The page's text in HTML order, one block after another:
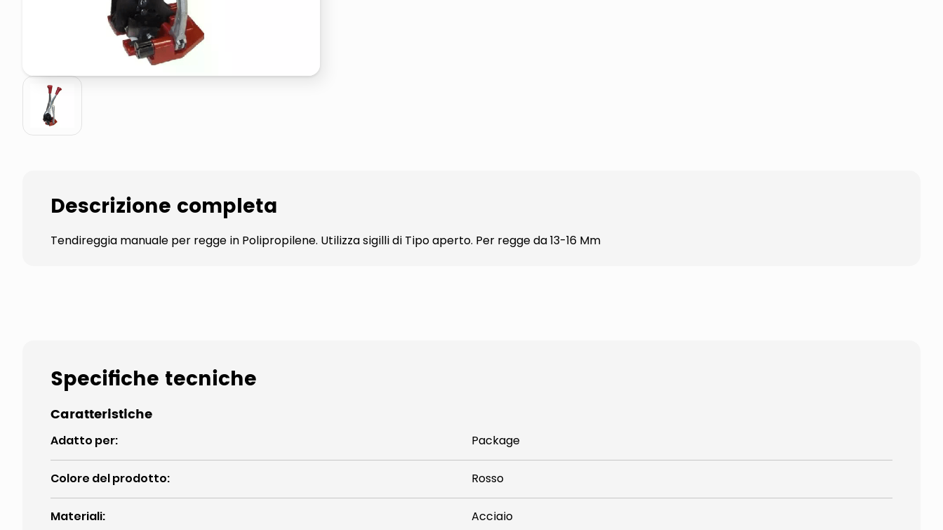
Descrizione completa
Tendireggia manuale per regge in Polipropilene. Utilizza sigilli di Tipo aperto. Per regge da 13-16 Mm
Specifiche tecniche
Caratteristiche
Adatto per: Package
Colore del prodotto: Rosso
Materiali: Acciaio